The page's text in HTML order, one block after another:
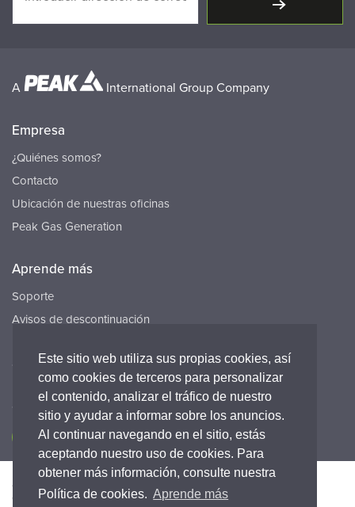
Este sitio web utiliza sus propias cookies, así
como cookies de terceros para personalizar
el contenido, analizar el tráfico de nuestro
sitio y ayudar a informar sobre los anuncios.
Al continuar navegando en el sitio, estás
aceptando nuestro uso de cookies. Para
obtener más información, consulte nuestra
Política de cookies. Aprende más
A International Group Company
Empresa
¿Quiénes somos?
Contacto
Ubicación de nuestras oficinas
Peak Gas Generation
Aprende más
Soporte
Avisos de descontinuación
Carreras
Conecta con nosotros
Accesibilidad Política de Privacidad
Warranty statement
Términos y condiciones